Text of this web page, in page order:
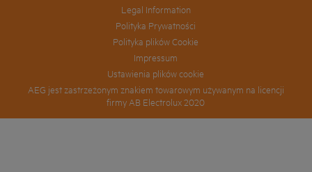
Legal Information
Polityka Prywatności
Polityka plików Cookie
Impressum
Ustawienia plików cookie
AEG jest zastrzeżonym znakiem towarowym używanym na licencji
firmy AB Electrolux 2020